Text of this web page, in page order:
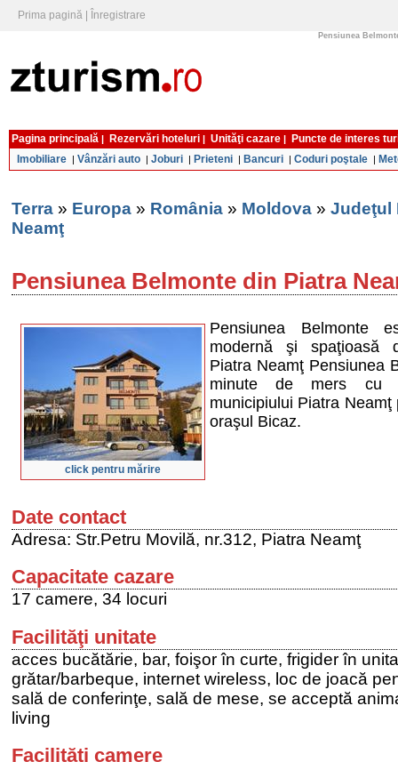
Prima pagină Înregistrare
Pensiunea
Pagina principală | Rezervări hoteluri | Unităţi cazare |
Puncte de interes
Imobiliare | Vânzări auto | Joburi | Prieteni | Bancuri | Coduri poştale |
Terra » Europa » România » Moldova » Judeţul
Neamţ
Pensiunea Belmonte din Piatra
click pentru mărire
Pensiunea Belmonte
modernă şi spaţioasă
Piatra Neamţ Pensiunea
minute de mers cu
municipiului Piatra
oraşul Bicaz.
Date contact
Adresa: Str.Petru Movilă, nr.312, Piatra Neamţ
Capacitate cazare
17 camere, 34 locuri
Facilităţi unitate
acces bucătărie, bar, foişor în curte, frigider în
grătar/barbeque, internet wireless, loc de joacă
sală de conferinţe, sală de mese, se acceptă
living
Facilităţi camere